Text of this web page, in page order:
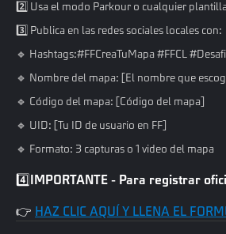
2️⃣ Usa el modo Parkour o cualquier
3️⃣ Publica en las redes sociales locales con:
🔹 Hashtags:#FFCreaTuMapa #FFCL
🔹 Nombre del mapa: [El nombre que
🔹 Código del mapa: [Código del mapa]
🔹 UID: [Tu ID de usuario en FF]
🔹 Formato: 3 capturas o 1 video del mapa
4️⃣IMPORTANTE - Para registrar
👉 HAZ CLIC AQUÍ Y LLENA EL